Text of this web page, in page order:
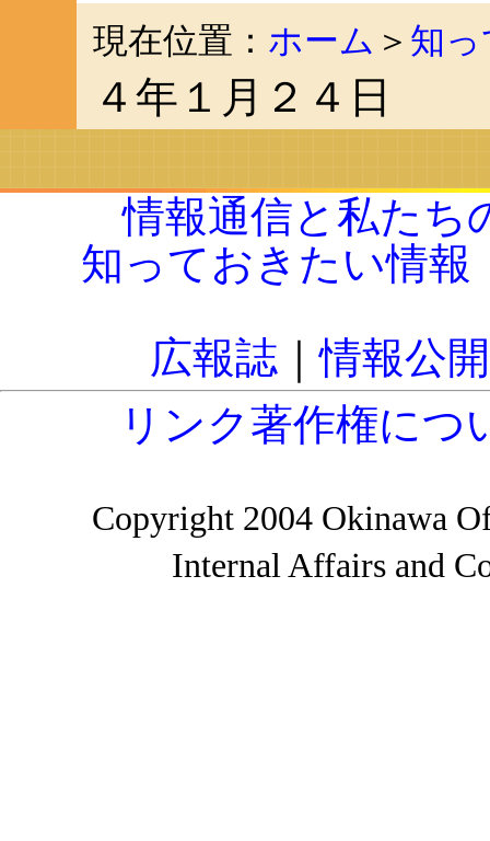
現在位置： ホーム ＞ 知
４年１月２４日
情報通信と私たち
知っておきたい情報
広報誌 ｜情報公
リンク著作権につ
Copyright 2004 Okinawa
Internal Affairs and